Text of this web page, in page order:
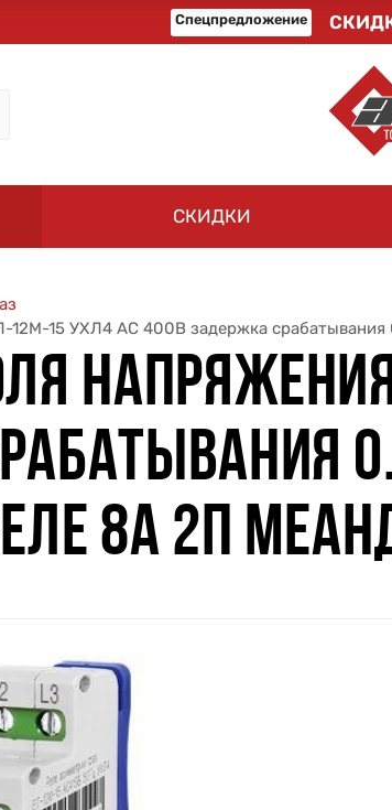
Спецпредложение
СКИДКИ
15 УХЛ4 AC 400В задержка
8А 2П